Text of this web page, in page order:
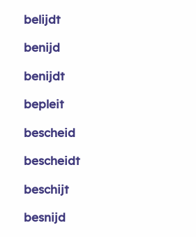
belijdt
benijd
benijdt
bepleit
bescheid
bescheidt
beschijt
besnijd